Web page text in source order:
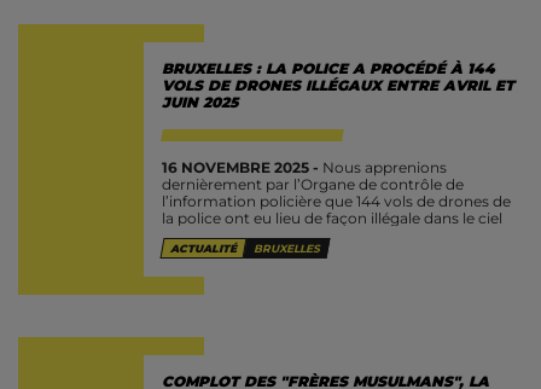
BRUXELLES : LA POLICE A PROCÉDÉ À 144
VOLS DE DRONES ILLÉGAUX ENTRE AVRIL ET
JUIN 2025
16 NOVEMBRE 2025 - Nous apprenions
dernièrement par l’Organe de contrôle de
l’information policière que 144 vols de drones de
la police ont eu lieu de façon illégale dans le ciel
bruxellois en avril,...
ACTUALITÉ BRUXELLES
COMPLOT DES "FRÈRES MUSULMANS", LA